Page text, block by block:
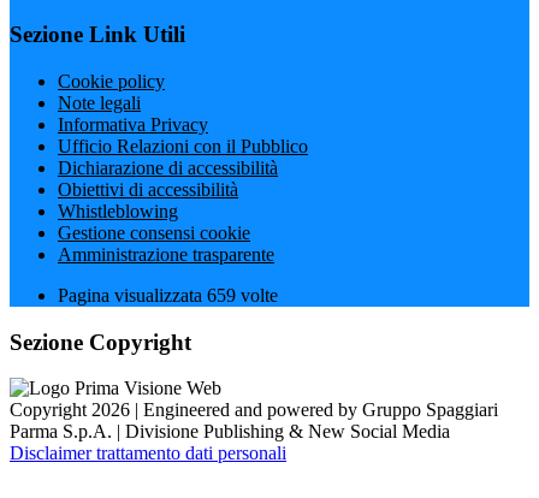
Sezione Link Utili
Cookie policy
Note legali
Informativa Privacy
Ufficio Relazioni con il Pubblico
Dichiarazione di accessibilità
Obiettivi di accessibilità
Whistleblowing
Gestione consensi cookie
Amministrazione trasparente
Pagina visualizzata 659 volte
Sezione Copyright
Copyright 2026 | Engineered and powered by Gruppo Spaggiari
Parma S.p.A. | Divisione Publishing & New Social Media
Disclaimer trattamento dati personali